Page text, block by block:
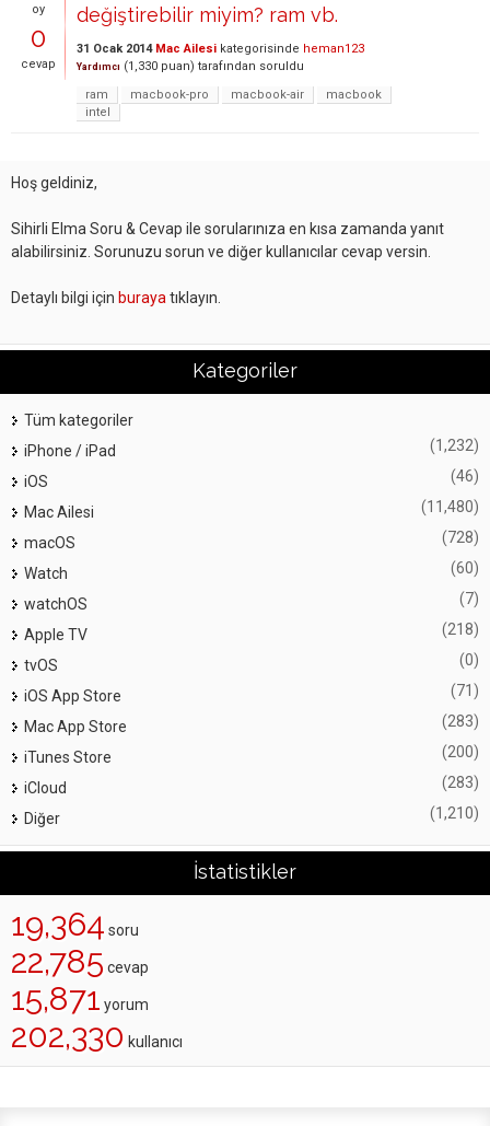
oy
0
cevap
değiştirebilir miyim? ram vb.
31 Ocak 2014 Mac Ailesi kategorisinde heman123
Yardımcı (1,330 puan) tarafından soruldu
ram
macbook-pro macbook-air
macbook
intel
Hoş geldiniz,
Sihirli Elma Soru & Cevap ile sorularınıza en kısa zamanda yanıt
alabilirsiniz. Sorunuzu sorun ve diğer kullanıcılar cevap versin.
Detaylı bilgi için buraya tıklayın.
Kategoriler
Tüm kategoriler
iPhone / iPad
(1,232)
iOS (46)
Mac Ailesi (11,480)
macOS (728)
Watch (60)
watchOS (7)
Apple TV (218)
tvOS (0)
iOS App Store (71)
Mac App Store (283)
iTunes Store (200)
iCloud (283)
Diğer (1,210)
İstatistikler
19,364 soru
22,785 cevap
15,871 yorum
202,330 kullanıcı